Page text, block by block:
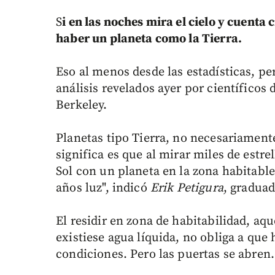
Si en las noches mira el cielo y cuenta
haber un planeta como la Tierra.
Eso al menos desde las estadísticas,
análisis revelados ayer por científicos
Berkeley.
Planetas tipo Tierra, no
significa es que al mirar miles de
Sol con un planeta en la zona
años luz", indicó Erik Petigura,
El residir en zona de habitabilidad,
existiese agua líquida, no obliga a
condiciones. Pero las puertas se abren.